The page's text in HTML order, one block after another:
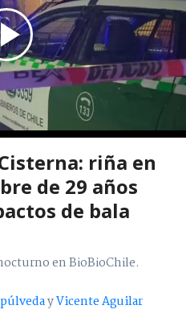
riña en
de 29 años
de bala
en BioBioChile.
yVicente Aguilar